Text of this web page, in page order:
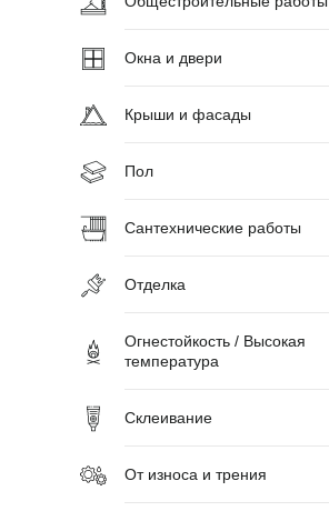
Окна и двери
Крыши и фасады
Пол
Сантехнические работы
Отделка
Огнестойкость / Высокая
температура
Склеивание
От износа и трения